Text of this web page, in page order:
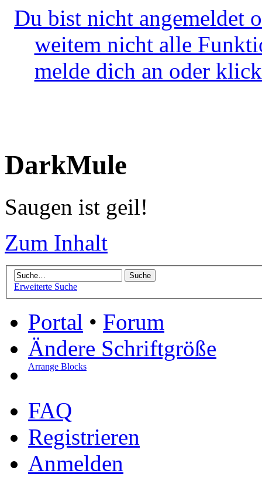
Du bist nicht angemeldet
weitem nicht alle
melde dich an oder
DarkMule
Saugen ist geil!
Zum Inhalt
Erweiterte Suche
Portal • Forum
Ändere Schriftgröße
Arrange Blocks
FAQ
Registrieren
Anmelden